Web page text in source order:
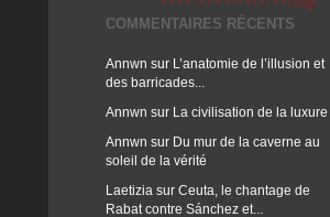
COMMENTAIRES RÉCENTS
Annwn sur L’anatomie de l’illusion et
des barricades...
Annwn sur La civilisation de la luxure
Annwn sur Du mur de la caverne au
soleil de la vérité
Laetizia sur Ceuta, le chantage de
Rabat contre Sánchez et...